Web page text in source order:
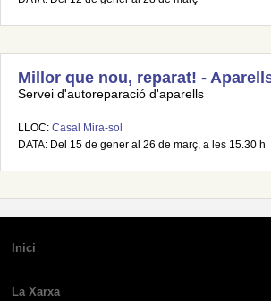
Millor que nou, reparat! -
Servei d'autoreparació d'aparells
LLOC: Casal Mira-sol
DATA: Del 15 de gener al 26 de març, a les 15.30 h
Inici
La Xarxa